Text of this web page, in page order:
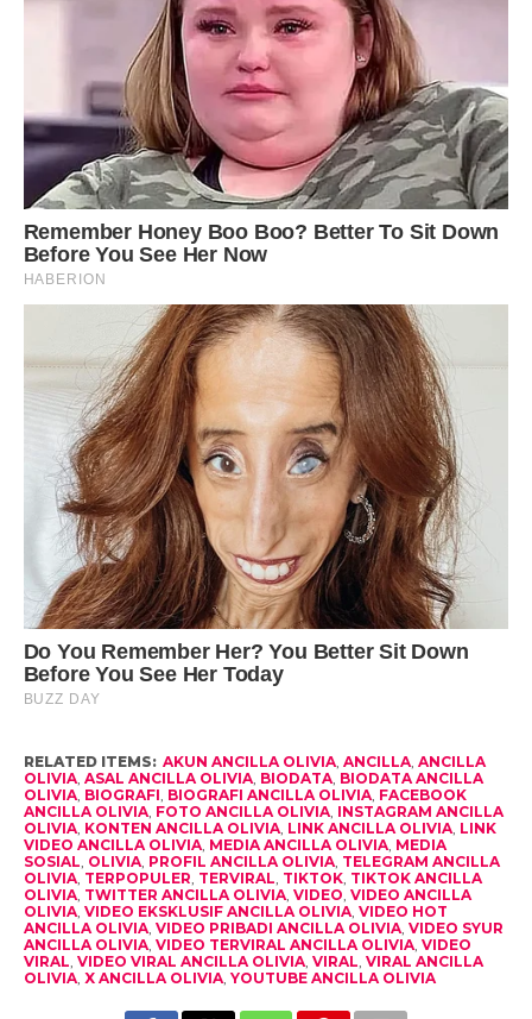
RELATED ITEMS: AKUN ANCILLA OLIVIA, ANCILLA, ANCILLA
OLIVIA, ASAL ANCILLA OLIVIA, BIODATA, BIODATA ANCILLA
OLIVIA, BIOGRAFI BIOGRAFI ANCILLA OLIVIA, FACEBOOK
ANCILLA OLIVIA, FOTO ANCILLA OLIVIA, INSTAGRAM ANCILLA
OLIVIA, KONTEN ANCILLA OLIVIA, LINK ANCILLA OLIVIA, LINK
VIDEO ANCILLA OLIVIA, MEDIA ANCILLA OLIVIA, MEDIA
SOSIAL OLIVIA, PROFIL ANCILLA OLIVIA, TELEGRAM ANCILLA
OLIVIA, TERPOPULER TERVIRAL TIKTOK, TIKTOK ANCILLA
OLIVIA, TWITTER ANCILLA OLIVIA, VIDEO VIDEO ANCILLA
OLIVIA, VIDEO EKSKLUSIF ANCILLA OLIVIA, VIDEO HOT
ANCILLA OLIVIA, VIDEO PRIBADI ANCILLA OLIVIA, VIDEO SYUR
ANCILLA OLIVIA, VIDEO TERVIRAL ANCILLA OLIVIA, VIDEO
VIRAL VIDEO VIRAL ANCILLA OLIVIA, VIRAL VIRAL ANCILLA
OLIVIA, X ANCILLA OLIVIA, YOUTUBE ANCILLA OLIVIA